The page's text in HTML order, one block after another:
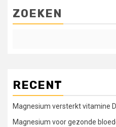
ZOEKEN
RECENT
Magnesium versterkt vitamine D
Magnesium voor gezonde